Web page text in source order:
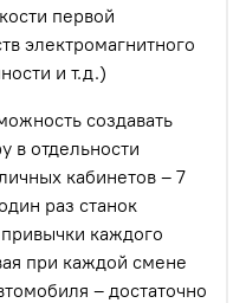
первой
электромагнитного
и т.д.)
создавать
в отдельности
кабинетов – 7
раз станок
каждого
при каждой смене
– достаточно